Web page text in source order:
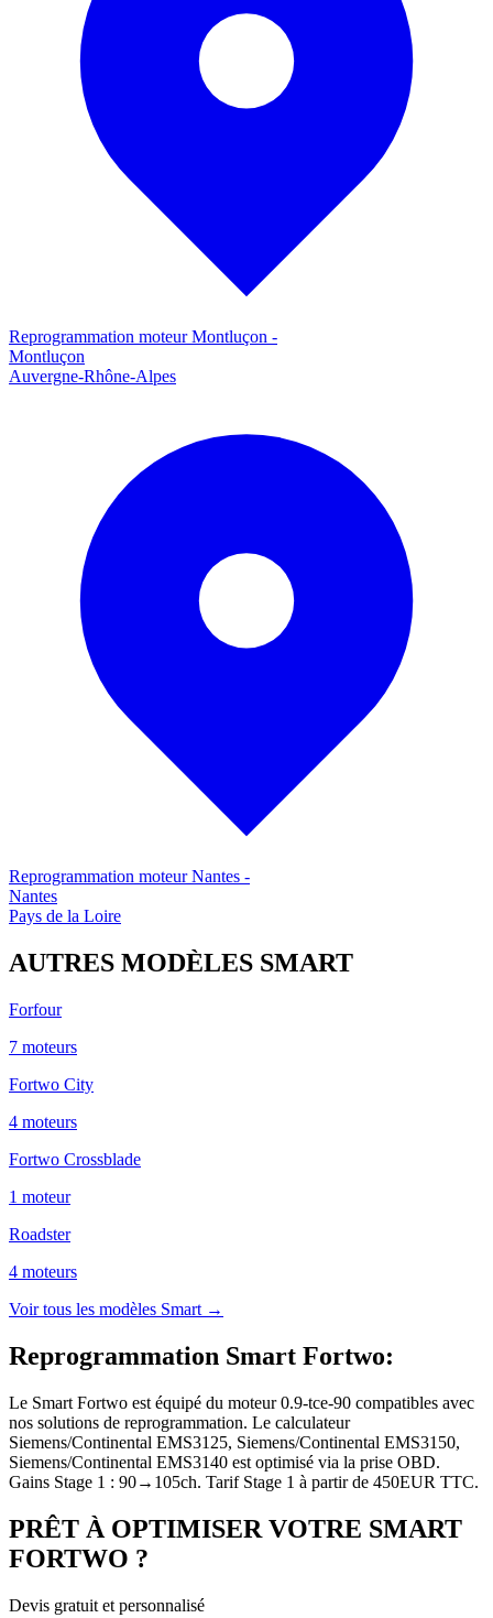
Reprogrammation moteurMontluçon -
Montluçon
Auvergne-Rhône-Alpes
Reprogrammation moteurNantes -
Nantes
Pays de la Loire
AUTRES MODÈLES SMART
Forfour
7 moteurs
Fortwo City
4 moteurs
Fortwo Crossblade
1 moteur
Roadster
4 moteurs
Voir tous les modèles Smart →
Reprogrammation Smart Fortwo:
Le Smart Fortwo est équipé du moteur 0.9-tce-90 compatibles avec
nos solutions de reprogrammation. Le calculateur
Siemens/Continental EMS3125, Siemens/Continental EMS3150,
Siemens/Continental EMS3140 est optimisé via la prise OBD.
Gains Stage 1 : 90→105ch. Tarif Stage 1 à partir de 450EUR TTC.
PRÊT À OPTIMISER VOTRE SMART
FORTWO ?
Devis gratuit et personnalisé